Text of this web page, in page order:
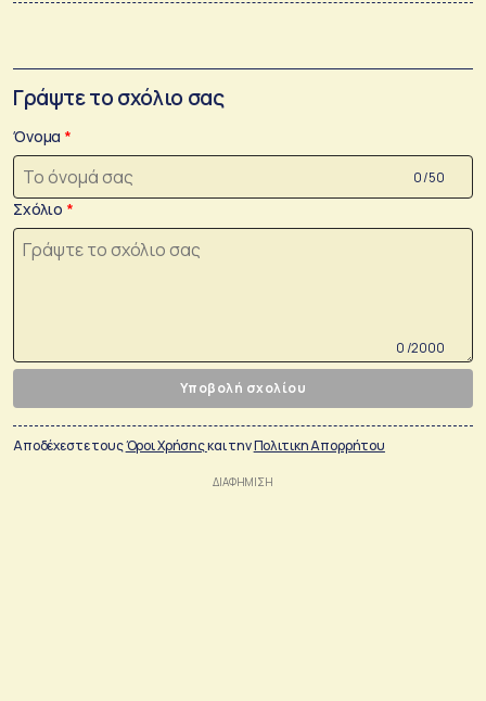
Γράψτε το σχόλιο σας
Όνομα
0 /50
Σχόλιο
0 /2000
Υποβολή σχολίου
Αποδέχεστε τουςΌροι Χρήσηςκαι τηνΠολιτικη Απορρήτου